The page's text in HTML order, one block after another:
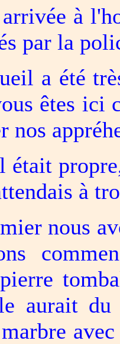
à l'hotel
par la
été très
êtes ici
nos
propre,
à
nous
aurait du